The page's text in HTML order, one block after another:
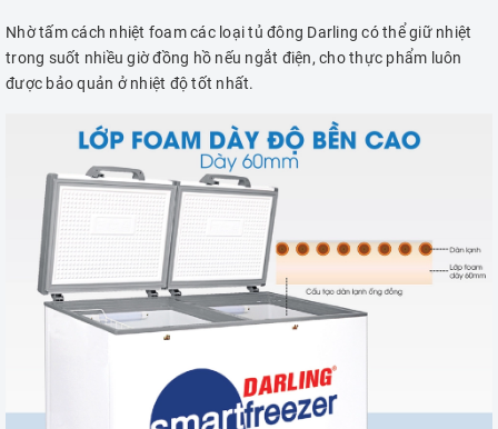
Nhờ tấm cách nhiệt foam các loại tủ đông Darling có thể giữ nhiệt
trong suốt nhiều giờ đồng hồ nếu ngắt điện, cho thực phẩm luôn
được bảo quản ở nhiệt độ tốt nhất.